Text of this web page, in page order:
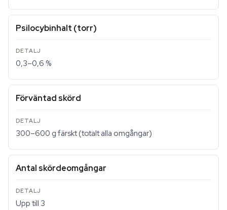
Psilocybinhalt (torr)
0,3–0,6 %
Förväntad skörd
300–600 g färskt (totalt alla omgångar)
Antal skördeomgångar
Upp till 3